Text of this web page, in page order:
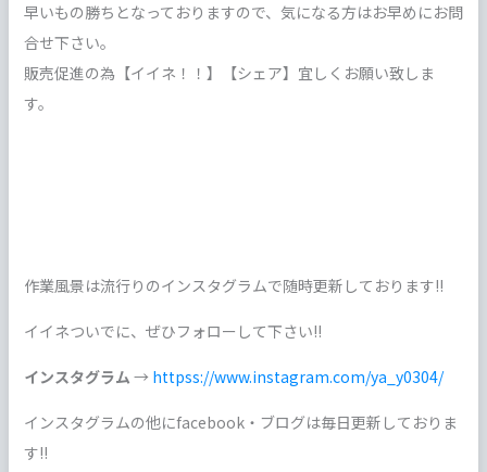
早いもの勝ちとなっておりますので、気になる方はお早めにお問
合せ下さい。
販売促進の為【イイネ！！】【シェア】宜しくお願い致しま
す。
作業風景は流行りのインスタグラムで随時更新しております!!
イイネついでに、ぜひフォローして下さい!!
インスタグラム → httpss://www.instagram.com/ya_y0304/
インスタグラムの他にfacebook・ブログは毎日更新しておりま
す!!